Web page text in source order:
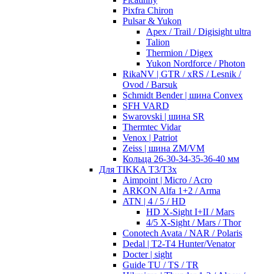
Pixfra Chiron
Pulsar & Yukon
Apex / Trail / Digisight ultra
Talion
Thermion / Digex
Yukon Nordforce / Photon
RikaNV | GTR / xRS / Lesnik /
Ovod / Barsuk
Schmidt Bender | шина Convex
SFH VARD
Swarovski | шина SR
Thermtec Vidar
Venox | Patriot
Zeiss | шина ZM/VM
Кольца 26-30-34-35-36-40 мм
Для TIKKA T3/T3x
Aimpoint | Micro / Acro
ARKON Alfa 1+2 / Arma
ATN | 4 / 5 / HD
HD X-Sight I+II / Mars
4/5 X-Sight / Mars / Thor
Conotech Avata / NAR / Polaris
Dedal | T2-T4 Hunter/Venator
Docter | sight
Guide TU / TS / TR